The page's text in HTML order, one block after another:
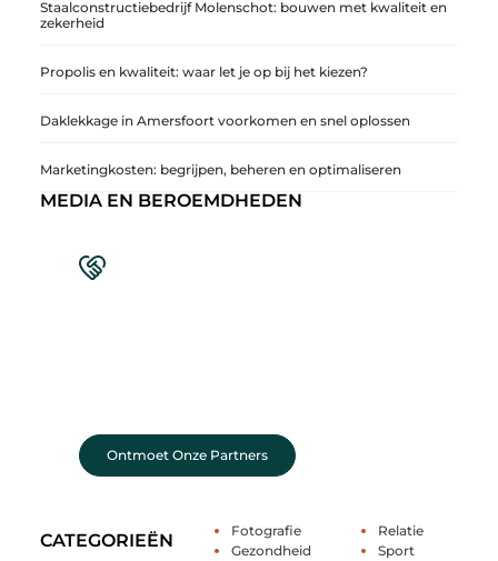
Staalconstructiebedrijf Molenschot: bouwen met kwaliteit en
zekerheid
Propolis en kwaliteit: waar let je op bij het kiezen?
Daklekkage in Amersfoort voorkomen en snel oplossen
Marketingkosten: begrijpen, beheren en optimaliseren
CATEGORIEËN
Fotografie
Gezondheid
Relatie
Sport
MEDIA EN BEROEMDHEDEN
Ontmoet Onze Partners